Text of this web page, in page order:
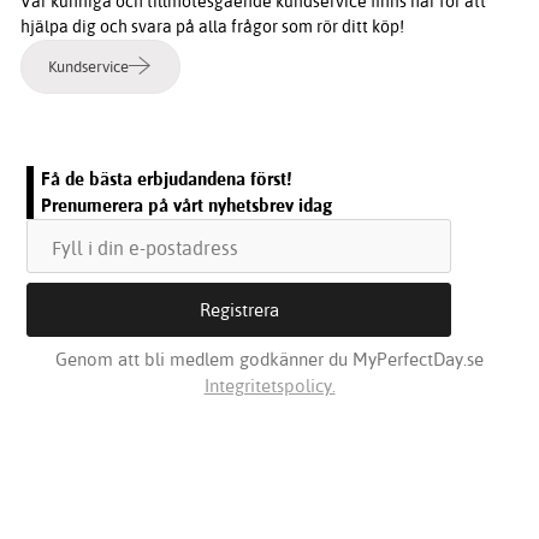
hjälpa dig och svara på alla frågor som rör ditt köp!
Kundservice
Få de bästa erbjudandena först!
Prenumerera på vårt nyhetsbrev idag
Genom att bli medlem godkänner du MyPerfectDay.se
Integritetspolicy.